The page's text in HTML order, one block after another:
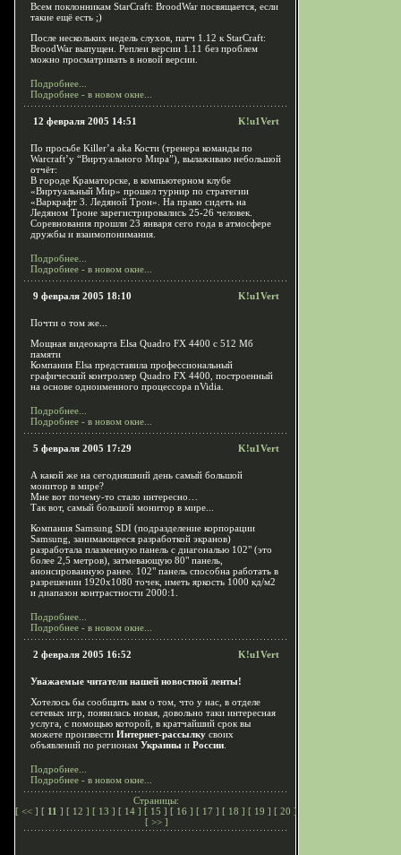
Всем поклонникам StarCraft: BroodWar посвящается, если
такие ещё есть ;)
После нескольких недель слухов, патч 1.12 к StarCraft:
BroodWar выпущен. Реплеи версии 1.11 без проблем
можно просматривать в новой версии.
Подробнее...
Подробнее - в новом окне...
12 февраля 2005 14:51 K!u1Vert
По просьбе Killer’a aka Кости (тренера команды по
Warcraft’y “Виртуального Мира”), вылаживаю небольшой
отчёт:
В городе Краматорске, в компьютерном клубе
«Виртуальный Мир» прошел турнир по стратегии
«Варкрафт 3. Ледяной Трон». На право сидеть на
Ледяном Троне зарегистрировались 25-26 человек.
Соревнования прошли 23 января сего года в атмосфере
дружбы и взаимопонимания.
Подробнее...
Подробнее - в новом окне...
9 февраля 2005 18:10 K!u1Vert
Почти о том же...
Мощная видеокарта Elsa Quadro FX 4400 с 512 Мб
памяти
Компания Elsa представила профессиональный
графический контроллер Quadro FX 4400, построенный
на основе одноименного процессора nVidia.
Подробнее...
Подробнее - в новом окне...
5 февраля 2005 17:29 K!u1Vert
А какой же на сегодняшний день самый большой
монитор в мире?
Мне вот почему-то стало интересно…
Так вот, cамый большой монитор в мире...
Компания Samsung SDI (подразделение корпорации
Samsung, занимающееся разработкой экранов)
разработала плазменную панель с диагональю 102" (это
более 2,5 метров), затмевающую 80" панель,
анонсированную ранее. 102" панель способна работать в
разрешении 1920х1080 точек, иметь яркость 1000 кд/м2
и диапазон контрастности 2000:1.
Подробнее...
Подробнее - в новом окне...
2 февраля 2005 16:52 K!u1Vert
Уважаемые читатели нашей новостной ленты!
Хотелось бы сообщить вам о том, что у нас, в отделе
сетевых игр, появилась новая, довольно таки интересная
услуга, с помощью которой, в кратчайший срок вы
можете произвести Интернет-рассылку своих
объявлений по регионам Украины и России
Подробнее...
Подробнее - в новом окне...
Страницы:
[ << ] [ 11 ] [ 12 ] [ 13 ] [ 14 ] [ 15 ] [ 16 ] [ 17 ] [ 18 ] [ 19 ] [ 20 ]
[ >> ]